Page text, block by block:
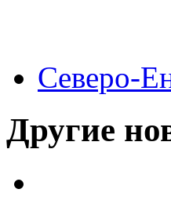
Северо-
Другие